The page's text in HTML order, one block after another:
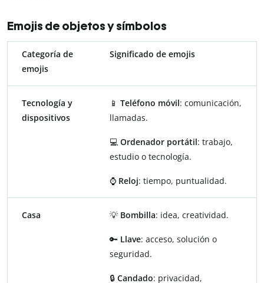
Emojis de objetos y símbolos
Categoría de
emojis
Significado de emojis
Tecnología y
dispositivos
📱 Teléfono móvil: comunicación,
llamadas.
💻 Ordenador portátil: trabajo,
estudio o tecnología.
⌚ Reloj: tiempo, puntualidad.
Casa 💡 Bombilla: idea, creatividad.
🔑 Llave: acceso, solución o
seguridad.
🔒 Candado: privacidad,